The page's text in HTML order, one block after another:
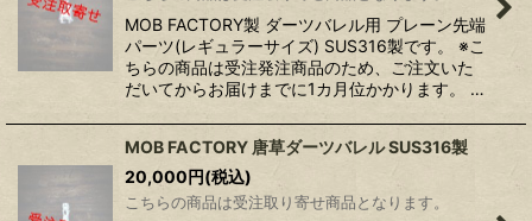
MOB FACTORY製 ダーツバレル用 プレーン先端
パーツ(レギュラーサイズ) SUS316製です。 ※こ
ちらの商品は受注発注商品のため、ご注文いた
だいてからお届けまでに1カ月位かかります。 …
MOB FACTORY 唐草ダーツバレル SUS316製
20,000円(税込)
こちらの商品は受注取り寄せ商品となります。